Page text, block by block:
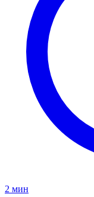
2 мин